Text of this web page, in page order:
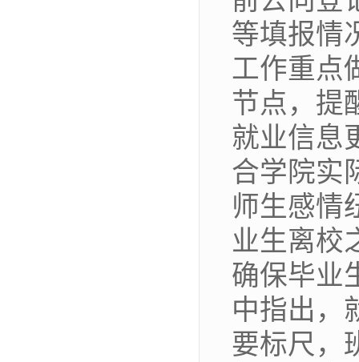
等填报情
工作重点
节点，提
就业信息
合学院实
师生感情
业生离校
确保毕业
中指出，
要标尺，